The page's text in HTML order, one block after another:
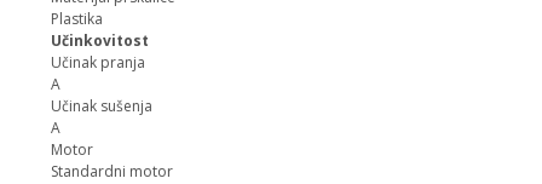
Plastika
Učinkovitost
Učinak pranja
A
Učinak sušenja
A
Motor
Standardni motor